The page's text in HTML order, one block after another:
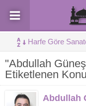
Harfe Göre
"Abdullah
Etiketlenen
Abdullah